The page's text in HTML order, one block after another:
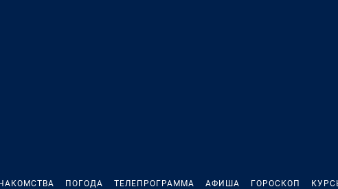
ПОГОДА ТЕЛЕПРОГРАММА АФИША ГОРОСКОП